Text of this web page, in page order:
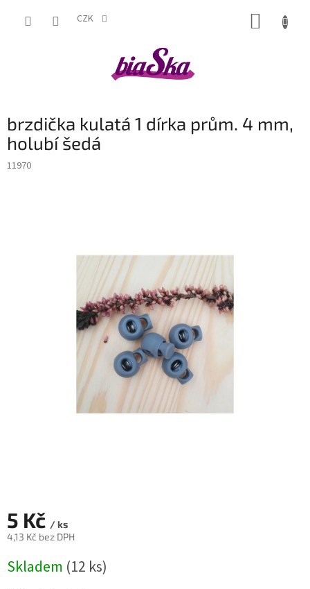
CZK
brzdička kulatá 1 dírka prům. 4 mm,
holubí šedá
11970
5 Kč / ks
4,13 Kč bez DPH
cena:
Skladem (12 ks)